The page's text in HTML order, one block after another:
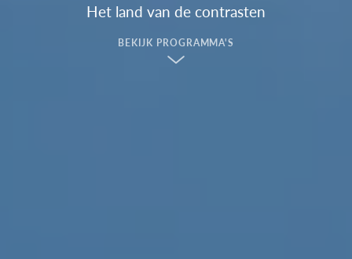
Het land van de contrasten
BEKIJK PROGRAMMA'S